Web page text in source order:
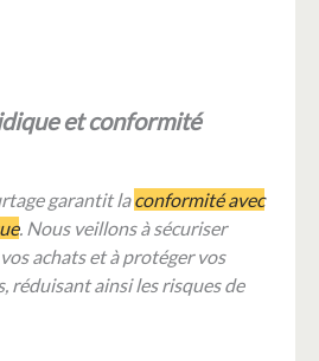
Nous vous accompagnons dans
d’énergies renouvelables
et dansla mise en œuvre de solutions
d’autoconsommation, conciliant objectifs
économiques et environnementaux.